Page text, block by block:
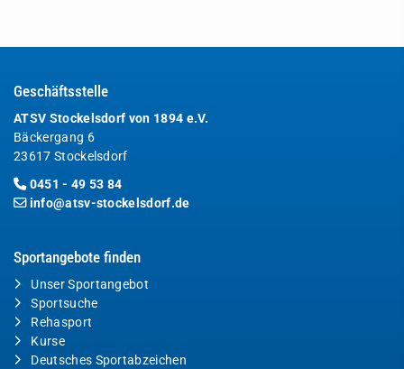
Geschäftsstelle
ATSV Stockelsdorf von 1894 e.V.
Bäckergang 6
23617 Stockelsdorf
0451 - 49 53 84
info@atsv-stockelsdorf.de
Sportangebote finden
Unser Sportangebot
Sportsuche
Rehasport
Kurse
Deutsches Sportabzeichen